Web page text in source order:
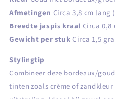
Afmetingen Circa 3,8 cm lang
Breedte jaspis kraal Circa 0,8
Gewicht per stuk Circa 1,5
Stylingtip
Combineer deze bordeaux/
tinten zoals crème of